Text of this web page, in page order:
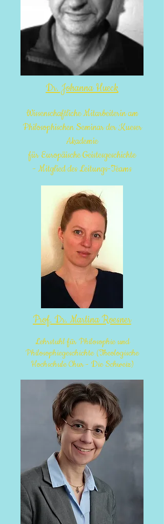
Dr. Johanna Hueck
Wissenschaftliche Mitarbeiterin am
Philosophischen Seminar der Kueser
Akademie
für Europäische Geistesgeschichte
- Mitglied des Leitungs-Teams
Prof. Dr. Martina Roesner
Lehrstuhl für Philosophie und
Philosophiegeschichte (Theologische
Hochschule Chur - Die Schweiz)